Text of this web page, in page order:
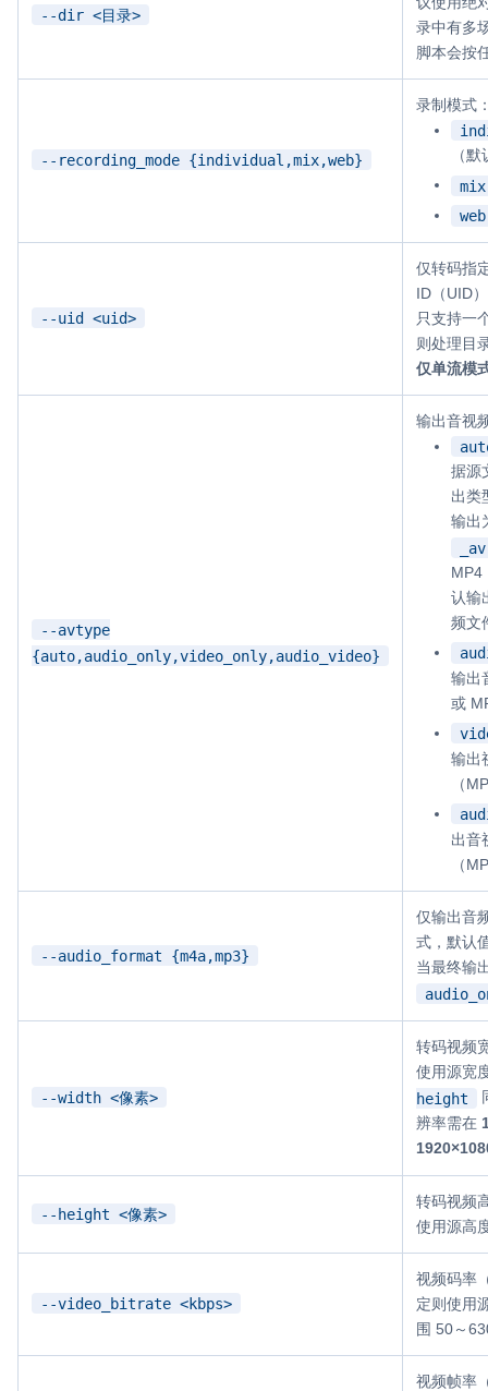
--dir <目录>
录中有多
脚本会按
--recording_mode {individual,mix,web}
录制模式
（
mix
web
--uid <uid>
仅转码指
ID（UID
只支持一
则处理目
仅单流模
--avtype
{auto,audio_only,video_only,audio_video}
输出音视
据源
出类
输出
_av
MP4
认输
频文
输出
或
输出
（
出音
（
--audio_format {m4a,mp3}
仅输出音
式，默认
当最终输
--width <像素>
转码视频
使用源宽
height
辨率需在
--height <像素>
转码视频
使用源高
--video_bitrate <kbps>
视频码率
定则使用
围 50～
视频帧率